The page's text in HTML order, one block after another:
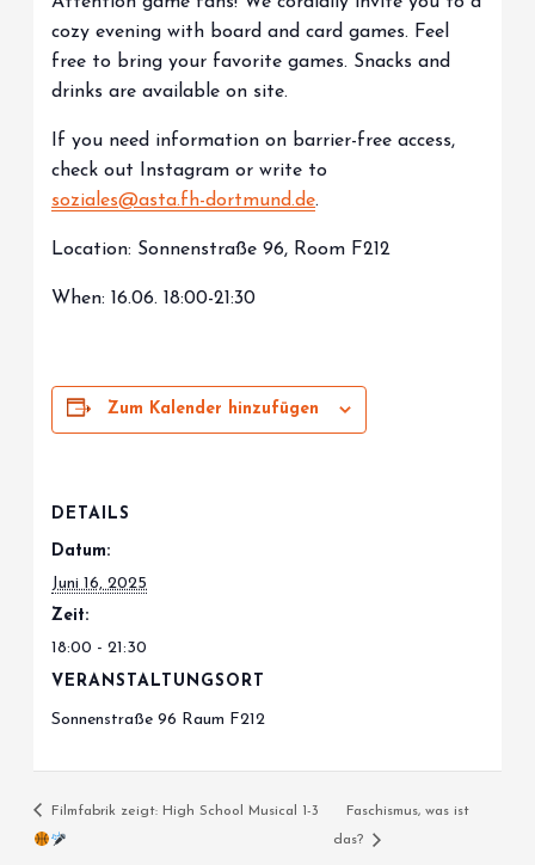
cozy evening with board and card games. Feel
free to bring your favorite games. Snacks and
drinks are available on site.
If you need information on barrier-free access,
check out Instagram or write to
soziales@asta.fh-dortmund.de.
Location: Sonnenstraße 96, Room F212
When: 16.06. 18:00-21:30
Zum Kalender hinzufügen
DETAILS
Datum:
Juni 16, 2025
Zeit:
18:00 - 21:30
VERANSTALTUNGSORT
Sonnenstraße 96 Raum F212
Filmfabrik zeigt: High School Musical 1-3 Faschismus, was ist
das?